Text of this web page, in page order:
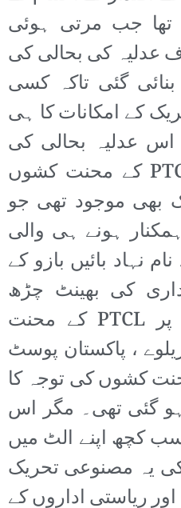
جب مرتی ہوئی
عدلیہ کی بحالی کی
گئی تاکہ کسی
کے امکانات کا ہی
اس عدلیہ بحالی کی
تحریک کے متوازی PTCL کے محنت کشوں
بھی موجود تھی جو
ہونے ہی والی
نہاد بائیں بازو کے
کی بھینٹ چڑھ
گئی۔عین اپنے عروج پر PTCL کے محنت
، پاکستان پوسٹ
کشوں کی توجہ کا
گئی تھی۔ مگر اس
کچھ اپنے الٹ میں
کی یہ مصنوعی تحریک
ریاستی اداروں کے